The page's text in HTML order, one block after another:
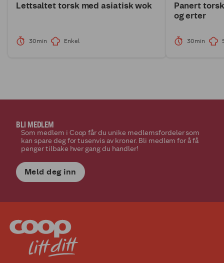
Lettsaltet torsk med asiatisk wok
30min Enkel
Panert
og erter
30min
BLI MEDLEM
Som medlem i Coop får du unike medlemsfordeler som
kan spare deg for tusenvis av kroner. Bli medlem for å få
penger tilbake hver gang du handler!
Meld deg inn